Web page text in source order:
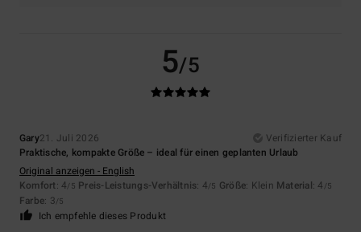
5/5
Gary21. Juli 2026
Verifizierter Kauf
Praktische, kompakte Größe – ideal für einen geplanten Urlaub
Original anzeigen - English
Komfort: 4/5 Preis-Leistungs-Verhältnis: 4/5 Größe: Klein Material: 4 /5
Farbe: 3/5
Ich empfehle dieses Produkt